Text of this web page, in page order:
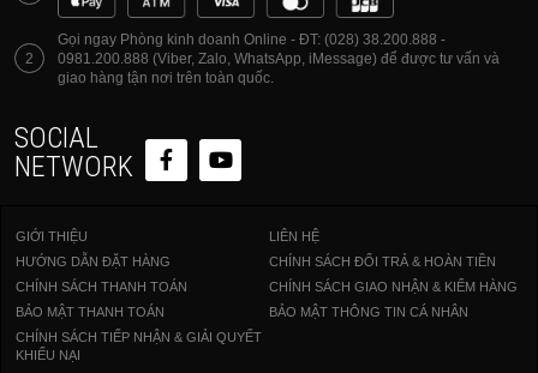
2
Gọi ngay Phòng kinh doanh Online - ĐT: (028) 38.200.888 -
0981.200.888 (Viber, Zalo, WhatsApp, iMessage) để được tư vấn và
giao hàng tận nơi trên toàn quốc.
SOCIAL
NETWORK
GIỚI THIỆU
LIÊN HỆ
HƯỚNG DẪN ĐẶT HÀNG
CHÍNH SÁCH ĐỔI TRẢ & HOÀN TIỀN
CHÍNH SÁCH THANH TOÁN
CHÍNH SÁCH GIAO NHẬN & KIỂM HÀNG
BẢO MẬT THANH TOÁN
BẢO MẬT THÔNG TIN CÁ NHÂN
CHÍNH SÁCH TIẾP NHẬN & GIẢI QUYẾT
KHIẾU NẠI